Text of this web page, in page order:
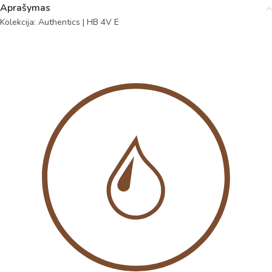
Aprašymas
Kolekcija: Authentics | HB 4V E